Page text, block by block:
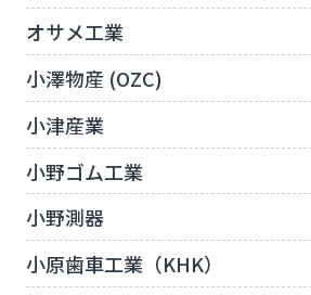
オサメ工業
小澤物産 (OZC)
小津産業
小野ゴム工業
小野測器
小原歯車工業（KHK）